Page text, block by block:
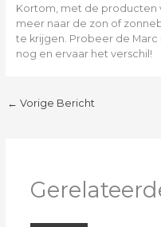
Kortom, met de producten
meer naar de zon of
te krijgen. Probeer de
nog en ervaar het verschil!
← Vorige Bericht